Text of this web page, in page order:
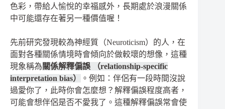
色彩，帶給人愉悅的幸福感外，長期處於浪漫關係
中可能還存在著另一種價值喔！
先前研究發現較為神經質（Neuroticism）的人，在
面對各種關係情境時會傾向於做較壞的想像，這種
現象稱為 關係解釋偏誤 （relationship-specific
interpretation bias）
。例如：伴侶有一段時間沒說
過愛你了，此時你會怎麼想？解釋偏誤程度高者，
可能會想伴侶是否不愛我了。這種解釋偏誤常會使